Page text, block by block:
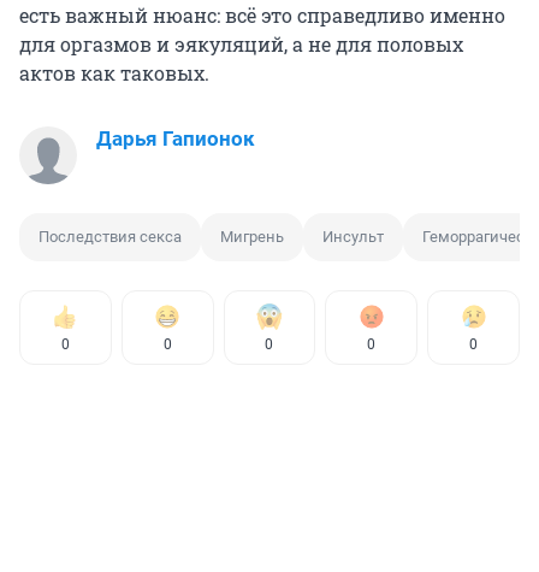
есть важный нюанс: всё это справедливо именно
для оргазмов и эякуляций, а не для половых
актов как таковых.
Дарья Гапионок
Последствия секса Мигрень Инсульт
0 0 0 0 0